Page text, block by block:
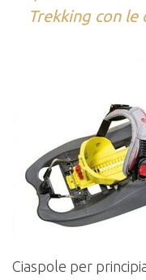
Trekking con le
Ciaspole per